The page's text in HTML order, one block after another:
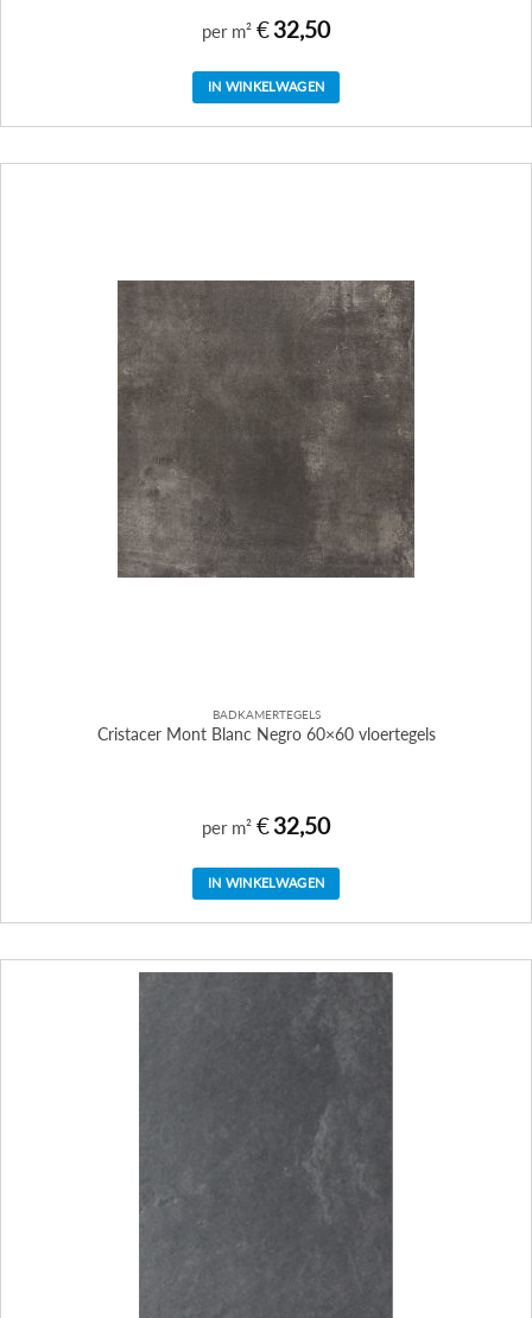
per m² €32,50
IN WINKELWAGEN
BADKAMERTEGELS
Cristacer Mont Blanc Negro 60×60 vloertegels
per m² €32,50
IN WINKELWAGEN